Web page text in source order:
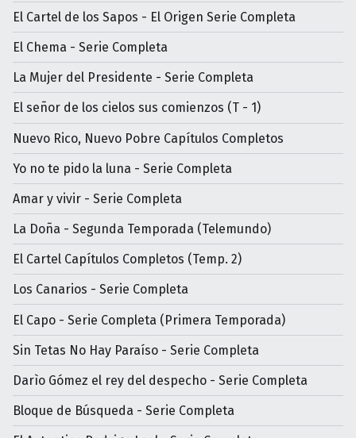
El Cartel de los Sapos - El Origen Serie Completa
El Chema - Serie Completa
La Mujer del Presidente - Serie Completa
El señor de los cielos sus comienzos (T - 1)
Nuevo Rico, Nuevo Pobre Capítulos Completos
Yo no te pido la luna - Serie Completa
Amar y vivir - Serie Completa
La Doña - Segunda Temporada (Telemundo)
El Cartel Capítulos Completos (Temp. 2)
Los Canarios - Serie Completa
El Capo - Serie Completa (Primera Temporada)
Sin Tetas No Hay Paraíso - Serie Completa
Darìo Gómez el rey del despecho - Serie Completa
Bloque de Búsqueda - Serie Completa